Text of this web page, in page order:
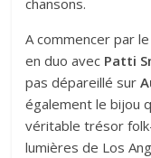
A commencer par
en duo avec Patti
pas dépareillé sur
également le bijou
véritable trésor
lumières de Los